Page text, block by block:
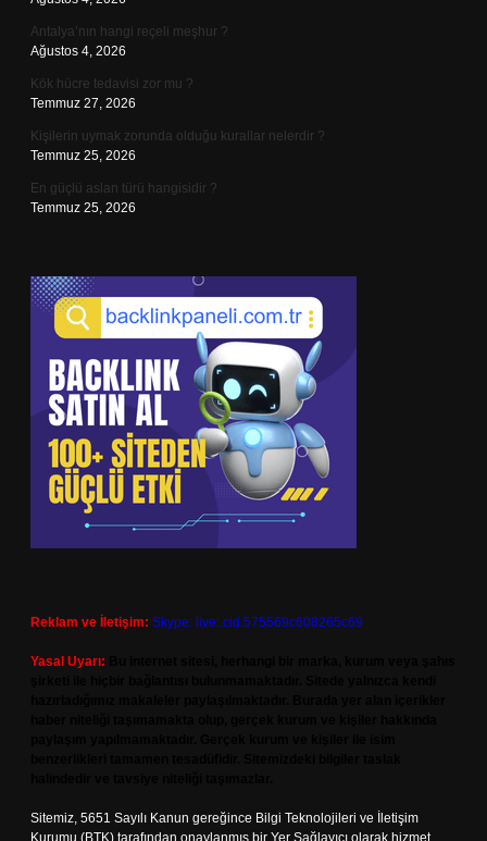
Antalya’nın hangi reçeli meşhur ?
Ağustos 4, 2026
Kök hücre tedavisi zor mu ?
Temmuz 27, 2026
Kişilerin uymak zorunda olduğu kurallar nelerdir ?
Temmuz 25, 2026
En güçlü aslan türü hangisidir ?
Temmuz 25, 2026
Reklam ve İletişim: Skype: live:.cid.575569c608265c69
Yasal Uyarı:
Sitemiz, 5651 Sayılı Kanun gereğince Bilgi Teknolojileri ve İletişim
Kurumu (BTK) tarafından onaylanmış bir Yer Sağlayıcı olarak hizmet